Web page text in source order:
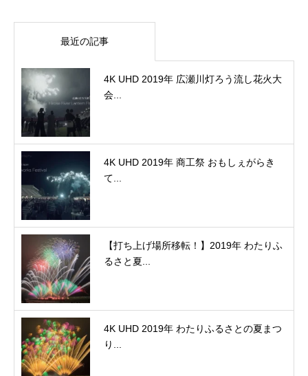
最近の記事
4K UHD 2019年 広瀬川灯ろう流し花火大
会...
4K UHD 2019年 商工祭 おもしぇがらき
て...
【打ち上げ場所移転！】2019年 わたりふ
るさと夏...
4K UHD 2019年 わたりふるさとの夏まつ
り...